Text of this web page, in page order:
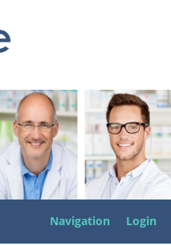
Login
Navigation